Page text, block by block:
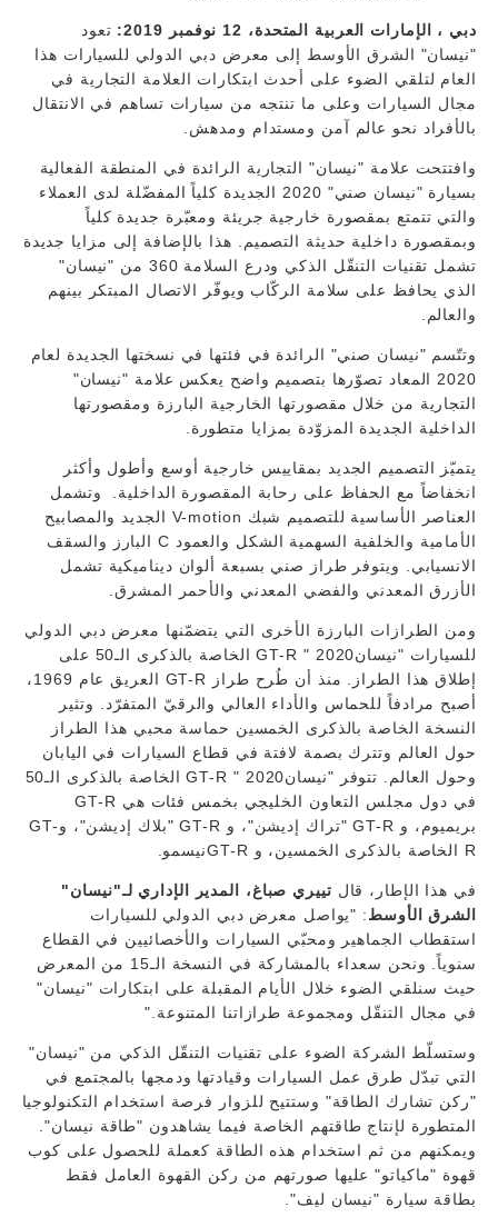
دبي ، الإمارات العربية المتحدة، 12 نوفمبر 2019:
تعود
"نيسان" الشرق الأوسط إلى معرض دبي الدولي للسيارات هذا
العام لتلقي الضوء على أحدث ابتكارات العلامة التجارية في
مجال السيارات وعلى ما تنتجه من سيارات تساهم في الانتقال
بالأفراد نحو عالم آمن ومستدام ومدهش.
وافتتحت علامة "نيسان" التجارية الرائدة في المنطقة الفعالية
بسيارة "نيسان صني" 2020 الجديدة كلياً المفضّلة لدى العملاء
والتي تتمتع بمقصورة خارجية جريئة ومعبّرة جديدة كلياً
وبمقصورة داخلية حديثة التصميم. هذا بالإضافة إلى مزايا جديدة
تشمل تقنيات التنقّل الذكي ودرع السلامة 360 من "نيسان"
الذي يحافظ على سلامة الركّاب ويوفّر الاتصال المبتكر بينهم
والعالم.
وتتّسم "نيسان صني" الرائدة في فئتها في نسختها الجديدة لعام
2020 المعاد تصوّرها بتصميم واضح يعكس علامة "نيسان"
التجارية من خلال مقصورتها الخارجية البارزة ومقصورتها
الداخلية الجديدة المزوّدة بمزايا متطورة.
يتميّز التصميم الجديد بمقاييس خارجية أوسع وأطول وأكثر
انخفاضاً مع الحفاظ على رحابة المقصورة الداخلية. وتشمل
العناصر الأساسية للتصميم شبك V-motion الجديد والمصابيح
الأمامية والخلفية السهمية الشكل والعمود C
البارز والسقف
الانسيابي. ويتوفر طراز صني بسبعة ألوان ديناميكية تشمل
الأزرق المعدني والفضي المعدني والأحمر المشرق.
ومن الطرازات البارزة الأخرى التي يتضمّنها معرض دبي الدولي
للسيارات "نيسانGT-R " 2020 الخاصة بالذكرى الـ50 على
إطلاق هذا الطراز. منذ أن طُرح طراز GT-R العريق عام 1969،
أصبح مرادفاً للحماس والأداء العالي والرقيّ المتفرّد. وتثير
النسخة الخاصة بالذكرى الخمسين حماسة محبي هذا الطراز
حول العالم وتترك بصمة لافتة في قطاع السيارات في اليابان
وحول العالم. تتوفر "نيسانGT-R " 2020 الخاصة بالذكرى الـ50
في دول مجلس التعاون الخليجي بخمس فئات هي GT-R
بريميوم، و GT-R "تراك إديشن"، و GT-R "بلاك إديشن"، وGT-
R الخاصة بالذكرى الخمسين، و GT-Rنيسمو.
في هذا الإطار، قال تييري صباغ، المدير الإداري لـ"نيسان"
الشرق الأوسط: "يواصل معرض دبي الدولي للسيارات
استقطاب الجماهير ومحبّي السيارات والأخصائيين في القطاع
سنوياً. ونحن سعداء بالمشاركة في النسخة الـ15 من المعرض
حيث سنلقي الضوء خلال الأيام المقبلة على ابتكارات "نيسان"
في مجال التنقّل ومجموعة طرازاتنا المتنوعة."
وستسلّط الشركة الضوء على تقنيات التنقّل الذكي من "نيسان"
التي تبدّل طرق عمل السيارات وقيادتها ودمجها بالمجتمع في
"ركن تشارك الطاقة" وستتيح للزوار فرصة استخدام التكنولوجيا
المتطورة لإنتاج طاقتهم الخاصة فيما يشاهدون "طاقة نيسان".
ويمكنهم من ثم استخدام هذه الطاقة كعملة للحصول على كوب
قهوة "ماكياتو" عليها صورتهم من ركن القهوة العامل فقط
بطاقة سيارة "نيسان ليف".